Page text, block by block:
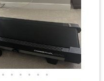
• • • • • •